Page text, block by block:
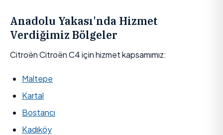
Anadolu Yakası'nda Hizmet
Verdiğimiz Bölgeler
Citroën Citroën C4 için hizmet kapsamımız:
Maltepe
Kartal
Bostancı
Kadıköy